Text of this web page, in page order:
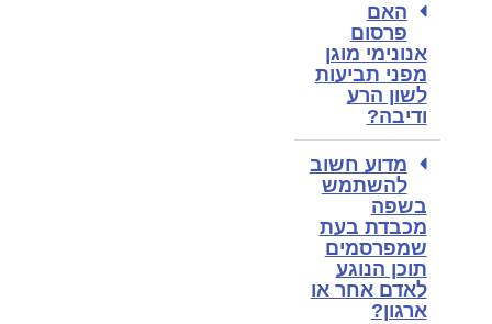
האם
פרסום
אנונימי מוגן
מפני תביעות
לשון הרע
ודיבה?
מדוע חשוב
להשתמש
בשפה
מכבדת בעת
שמפרסמים
תוכן הנוגע
לאדם אחר או
ארגון?